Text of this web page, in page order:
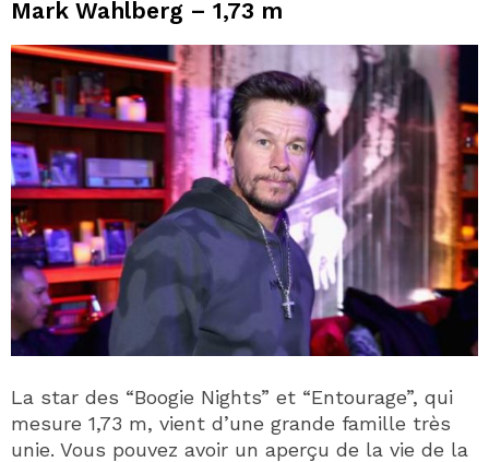
Mark Wahlberg – 1,73 m
La star des “Boogie Nights” et “Entourage”, qui
mesure 1,73 m, vient d’une grande famille très
unie. Vous pouvez avoir un aperçu de la vie de la